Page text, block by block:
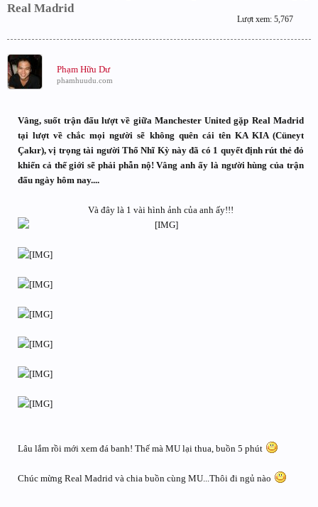
Real Madrid
Lượt xem: 5,767
Phạm Hữu Dư
phamhuudu.com
Vâng, suốt trận đấu lượt về giữa Manchester United gặp Real Madrid
tại lượt về chắc mọi người sẽ không quên cái tên KA KIA (Cüneyt
Çakır), vị trọng tài người Thổ Nhĩ Kỳ này đã có 1 quyết định rút thẻ đỏ
khiến cả thế giới sẽ phải phẫn nộ! Vâng anh ấy là người hùng của trận
đấu ngày hôm nay....
Và đây là 1 vài hình ảnh của anh ấy!!!​
Lâu lắm rồi mới xem đá banh! Thế mà MU lại thua, buồn 5 phút
Chúc mừng Real Madrid và chia buồn cùng MU...Thôi đi ngủ nào